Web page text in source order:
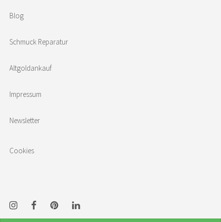
Blog
Schmuck Reparatur
Altgoldankauf
Impressum
Newsletter
Cookies